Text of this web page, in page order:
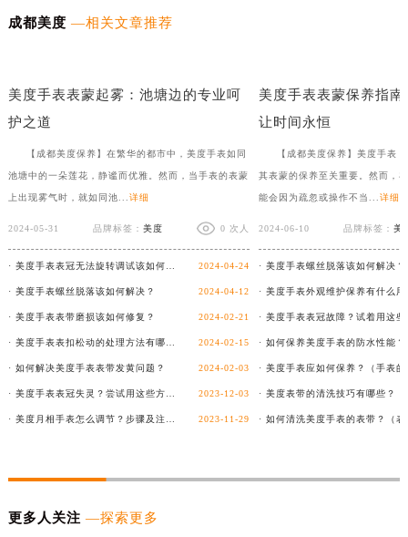
成都美度 —相关文章推荐
美度手表表蒙起雾：池塘边的专业呵
护之道
【成都美度保养】在繁华的都市中，美度手表如同
池塘中的一朵莲花，静谧而优雅。然而，当手表的表蒙
上出现雾气时，就如同池... 详细
2024-05-31 品牌标签： 美度 0 次人
2024-04-24
· 美度手表螺丝脱落该如何解决？ 2024-04-12
· 美度手表表带磨损该如何修复？ 2024-02-21
2024-02-15
· 如何解决美度手表表带发黄问题？ 2024-02-03
2023-12-03
2023-11-29
美度手表表蒙保养指
让时间永恒
【成都美度保养】美度手表
其表蒙的保养至关重要。然而，
能会因为疏忽或操作不当... 详细
2024-06-10 品牌标签： 美
· 美度手表螺丝脱落该如何解决？
· 如何保养美度手表的防水性能？
更多人关注 —探索更多